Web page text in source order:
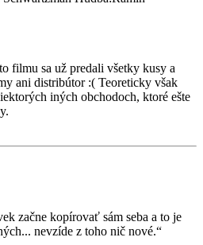
filmu sa už predali všetky kusy a
ani distribútor :( Teoreticky však
iných obchodoch, ktoré ešte
začne kopírovať sám seba a to je
nevzíde z toho nič nové.